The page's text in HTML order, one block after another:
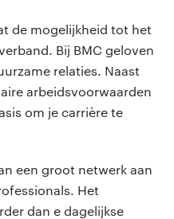
de mogelijkheid tot het
Bij BMC geloven
relaties. Naast
arbeidsvoorwaarden
om je carrière te
een groot netwerk aan
Het
dan e dagelijkse